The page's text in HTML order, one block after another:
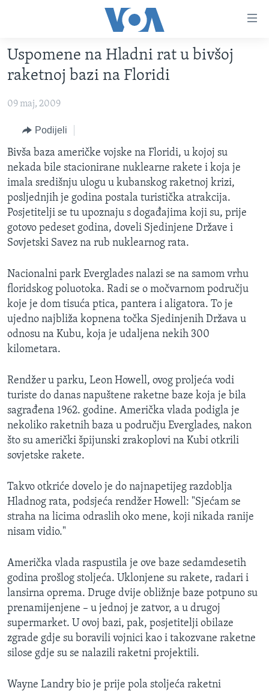
glavni
sadržaj
na
navigaciju
Idi
na
pretragu
TV PROGRAM
FOTOGRAFIJE DANA
VIJESTI
SJEDINJENE AMERIČKE DRŽAVE
BOSNA I HERCEGOVINA
SVIJET
NAUKA I TEHNOLOGIJA
SPECIJALNI PROJEKTI
KORUPCIJA
SLOBODA MEDIJA
ŽENSKA STRANA
MAGAZIN
O GLASU AMERIKE
Learning English
Jezici
Uspomene na Hladni rat u bivšoj
raketnoj bazi na Floridi
09 maj, 2009
Podijeli
Bivša baza američke vojske na Floridi, u kojoj su
nekada bile stacionirane nuklearne rakete i koja je
imala središnju ulogu u kubanskog raketnoj krizi,
posljednjih je godina postala turistička atrakcija.
Posjetitelji se tu upoznaju s događajima koji su, prije
gotovo pedeset godina, doveli Sjedinjene Države i
Sovjetski Savez na rub nuklearnog rata.
Nacionalni park Everglades nalazi se na samom vrhu
floridskog poluotoka. Radi se o močvarnom području
koje je dom tisuća ptica, pantera i aligatora. To je
ujedno najbliža kopnena točka Sjedinjenih Država u
odnosu na Kubu, koja je udaljena nekih 300
kilometara.
Rendžer u parku, Leon Howell, ovog proljeća vodi
turiste do danas napuštene raketne baze koja je bila
sagrađena 1962. godine. Američka vlada podigla je
nekoliko raketnih baza u području Everglades, nakon
što su američki špijunski zrakoplovi na Kubi otkrili
sovjetske rakete.
Takvo otkriće dovelo je do najnapetijeg razdoblja
Hladnog rata, podsjeća rendžer Howell: "Sjećam se
straha na licima odraslih oko mene, koji nikada ranije
nisam vidio."
Američka vlada raspustila je ove baze sedamdesetih
godina prošlog stoljeća. Uklonjene su rakete, radari i
lansirna oprema. Druge dvije obližnje baze potpuno su
prenamijenjene – u jednoj je zatvor, a u drugoj
supermarket. U ovoj bazi, pak, posjetitelji obilaze
zgrade gdje su boravili vojnici kao i takozvane raketne
silose gdje su se nalazili raketni projektili.
Wayne Landry bio je prije pola stoljeća raketni